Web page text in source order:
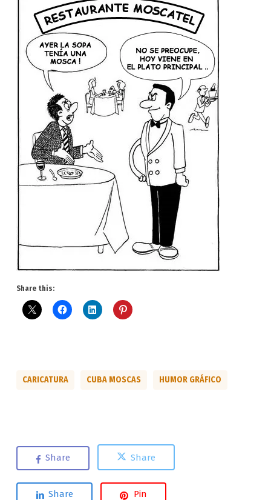
Share this:
CARICATURA CUBA MOSCAS HUMOR GRÁFICO
Share Share
Share Pin